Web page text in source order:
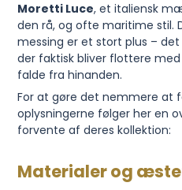
Moretti Luce, et italiensk
den rå, og ofte maritime stil.
messing er et stort plus –
der faktisk bliver flottere
falde fra hinanden.
For at gøre det nemmere at
oplysningerne følger her en
forvente af deres kollektion:
Materialer og